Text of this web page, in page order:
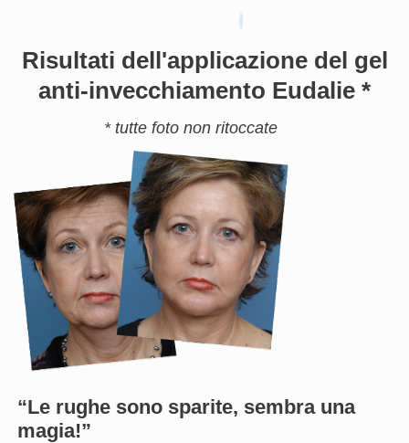
Risultati dell'applicazione del gel
anti-invecchiamento Eudalie *
* tutte foto non ritoccate
“Le rughe sono sparite, sembra una
magia!”